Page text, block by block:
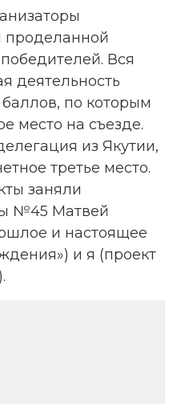
проделанной
Вся
деятельность
по которым
место на съезде.
из Якутии,
третье место.
заняли
№45 Матвей
и настоящее
и я (проект